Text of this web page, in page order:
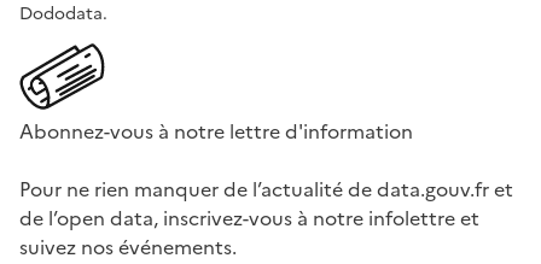
Dododata.
Abonnez-vous à notre lettre d'information
Pour ne rien manquer de l’actualité de data.gouv.fr et
de l’open data, inscrivez-vous à notre infolettre et
suivez nos événements.